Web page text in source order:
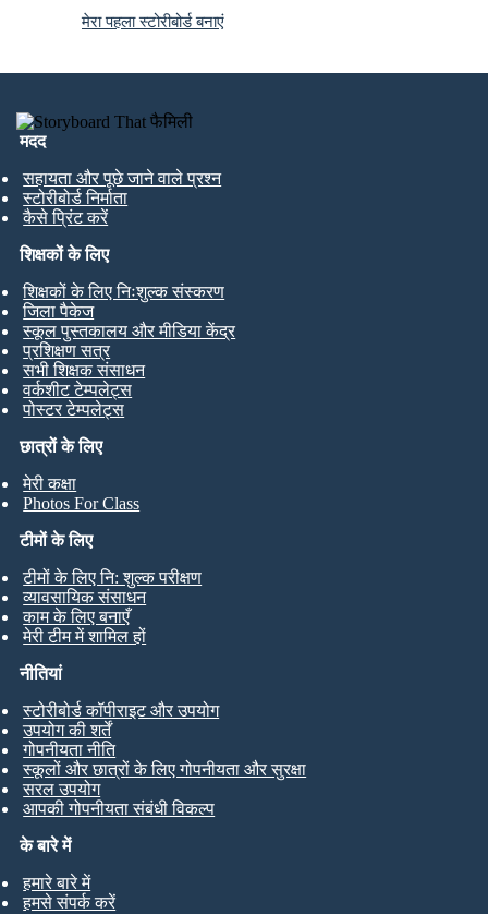
मेरा पहला स्टोरीबोर्ड बनाएं
मदद
सहायता और पूछे जाने वाले प्रश्न
स्टोरीबोर्ड निर्माता
कैसे प्रिंट करें
छात्रों के लिए
मेरी कक्षा
Photos For Class
शिक्षकों के लिए
शिक्षकों के लिए निःशुल्क संस्करण
जिला पैकेज
स्कूल पुस्तकालय और मीडिया केंद्र
प्रशिक्षण सत्र
सभी शिक्षक संसाधन
वर्कशीट टेम्पलेट्स
पोस्टर टेम्पलेट्स
टीमों के लिए
टीमों के लिए नि: शुल्क परीक्षण
व्यावसायिक संसाधन
काम के लिए बनाएँ
मेरी टीम में शामिल हों
के बारे में
हमारे बारे में
हमसे संपर्क करें
नीतियां
स्टोरीबोर्ड कॉपीराइट और उपयोग
उपयोग की शर्तें
गोपनीयता नीति
स्कूलों और छात्रों के लिए गोपनीयता और सुरक्षा
सरल उपयोग
आपकी गोपनीयता संबंधी विकल्प